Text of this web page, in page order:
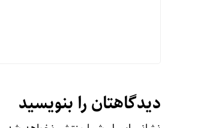
دیدگاهتان را بنویسید